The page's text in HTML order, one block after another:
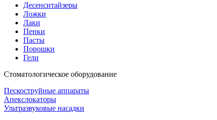
Десенситайзеры
Ложки
Лаки
Пенки
Пасты
Порошки
Гели
Стоматологическое оборудование
Пескоструйные аппараты
Апекслокаторы
Ультразвуковые насадки